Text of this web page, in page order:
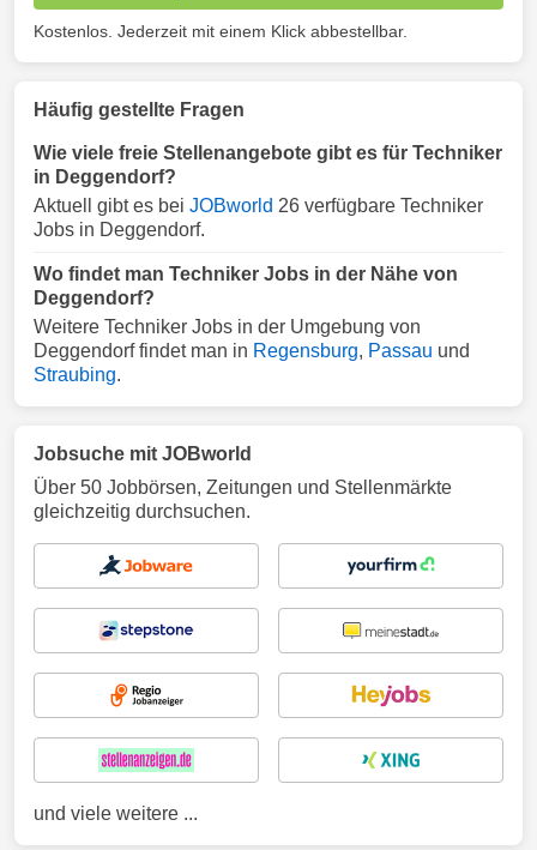
Kostenlos. Jederzeit mit einem Klick abbestellbar.
Häufig gestellte Fragen
Wie viele freie Stellenangebote gibt es für Techniker
in Deggendorf?
Aktuell gibt es bei JOBworld 26 verfügbare Techniker
Jobs in Deggendorf.
Wo findet man Techniker Jobs in der Nähe von
Deggendorf?
Weitere Techniker Jobs in der Umgebung von
Deggendorf findet man in Regensburg, Passau und
Straubing.
Jobsuche mit JOBworld
Über 50 Jobbörsen, Zeitungen und Stellenmärkte
gleichzeitig durchsuchen.
und viele weitere ...